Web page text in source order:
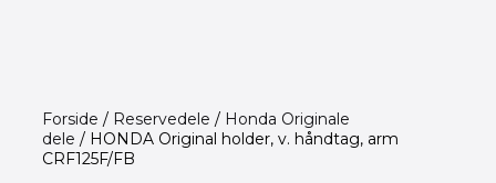
Forside / Reservedele / Honda Originale
dele / HONDA Original holder, v. håndtag, arm
CRF125F/FB